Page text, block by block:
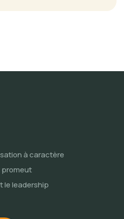
à caractère
le leadership